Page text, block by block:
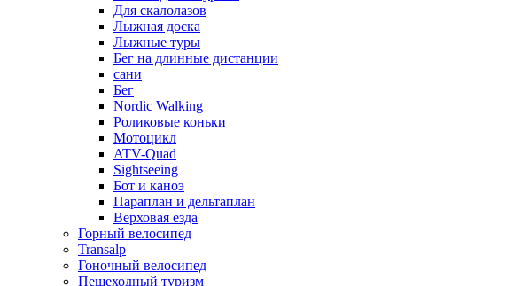
Для скалолазов
Лыжная доска
Лыжные туры
Бег на длинные дистанции
сани
Бег
Nordic Walking
Роликовые коньки
Мотоцикл
ATV-Quad
Sightseeing
Бот и каноэ
Параплан и дельтаплан
Верховая езда
Горный велосипед
Transalp
Гоночный велосипед
Пешеходный туризм